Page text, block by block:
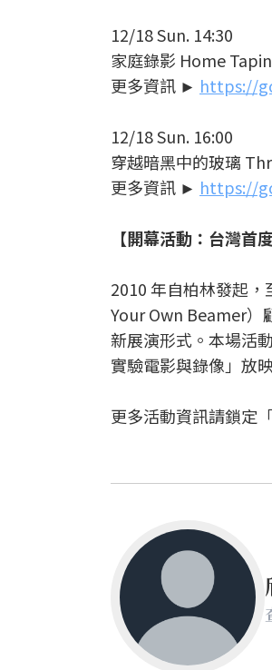
12/18 Sun. 14:30
家庭錄影 Home
更多資訊 ► https://
12/18 Sun. 16:00
穿越暗黑中的玻璃
更多資訊 ► https://
【開幕活動：台灣首
2010 年自柏林發起
Your Own Beamer）
新展演形式。本場活
實驗電影與錄像」放
更多活動資訊請鎖定